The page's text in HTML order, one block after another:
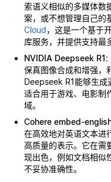
索语义相似的多媒体数
案，或不想管理自己的
Cloud，这是一个基于
库服务，并提供支持最
NVIDIA Deepseek R1:
保真图像合成和增强，
Deepseek R1能够生成
适合用于游戏、电影制
域。
Cohere embed-
在高效地对英语文本进
高质量的表示。它在需
现出色，例如文档相似
不妥协准确性。